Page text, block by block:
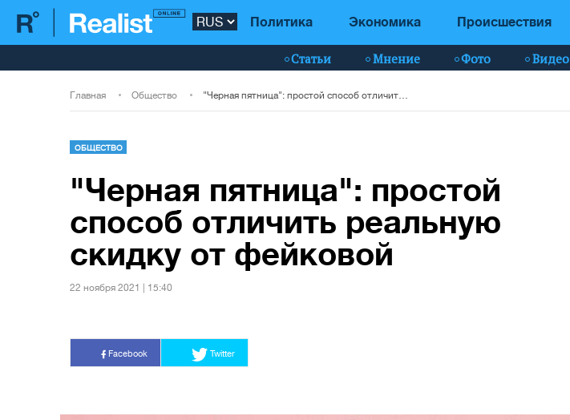
Политика Экономика Происшествия
Статьи Мнение Фото Видео
Главная Общество
ОБЩЕСТВО
"Черная пятница": простой
способ отличить реальную
скидку от фейковой
22 ноября 2021 | 15:40
Facebook Twitter